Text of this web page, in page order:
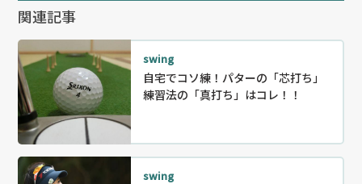
関連記事
swing
自宅でコソ練！パターの「芯打ち」
練習法の「真打ち」はコレ！！
swing